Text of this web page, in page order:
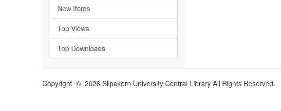
New Items
Top Views
Top Downloads
Copyright © 2026 Silpakorn University Central Library All Rights Reserved.